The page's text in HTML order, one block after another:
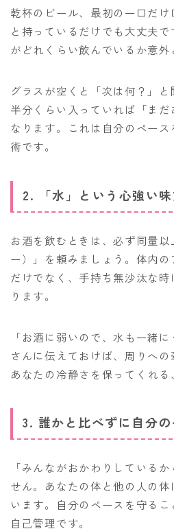
乾杯のビール、最初の一口だ
と持っているだけでも大丈夫
がどれくらい飲んでいるか意外
グラスが空くと「次は何？」と
半分くらい入っていれば「まだ
なります。これは自分のペー
術です。
2. 「水」という心強い
お酒を飲むときは、必ず同量
ー）」を頼みましょう。体内
だけでなく、手持ち無沙汰な
ります。
「お酒に弱いので、水も一緒
さんに伝えておけば、周りへ
あなたの冷静さを保ってくれる
3. 誰かと比べずに自分
「みんながおかわりしている
せん。あなたの体と他の人の
います。自分のペースを守るこ
自己管理です。